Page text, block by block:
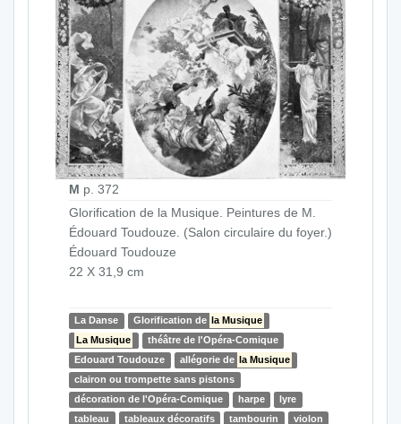
M p. 372
Glorification de la Musique. Peintures de M.
Édouard Toudouze. (Salon circulaire du foyer.)
Édouard Toudouze
22 X 31,9 cm
La Danse Glorification de
la Musique
La Musique
théâtre de l'Opéra-Comique
Edouard Toudouze
allégorie de
la Musique
clairon ou trompette sans pistons
décoration de l'Opéra-Comique
harpe
lyre
tableau
tableaux décoratifs tambourin violon